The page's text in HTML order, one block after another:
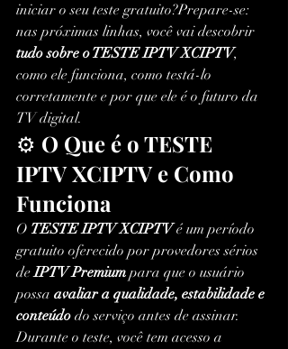
iniciar o seu teste gratuito?Prepare-se:
nas próximas linhas, você vai descobrir
tudo sobre o TESTE IPTV XCIPTV,
como ele funciona, como testá-lo
corretamente e por que ele é o futuro da
TV digital.
⚙️ O Que é o TESTE
IPTV XCIPTV e Como
Funciona
O TESTE IPTV XCIPTV é um período
gratuito oferecido por provedores sérios
de IPTV Premium para que o usuário
possa avaliar a qualidade, estabilidade e
conteúdo do serviço antes de assinar.
Durante o teste, você tem acesso a